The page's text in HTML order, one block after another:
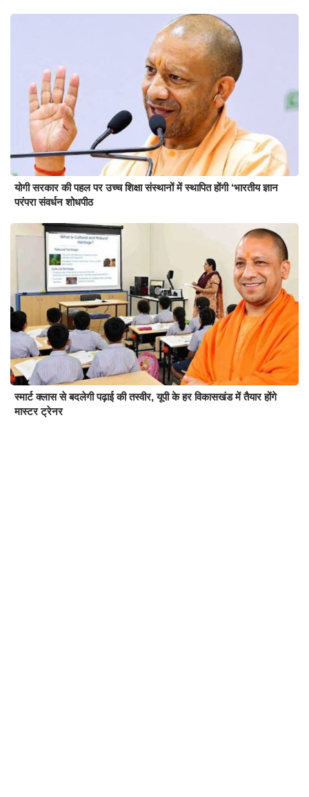
योगी सरकार की पहल पर उच्च शिक्षा संस्थानों में स्थापित होंगी ‘भारतीय ज्ञान
परंपरा संवर्धन शोधपीठ
स्मार्ट क्लास से बदलेगी पढ़ाई की तस्वीर, यूपी के हर विकासखंड में तैयार होंगे
मास्टर ट्रेनर